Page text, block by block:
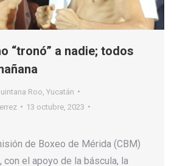
“tronó” a nadie; todos
Roo Yucatán
13 octubre, 2023
de Boxeo de Mérida (CBM)
con el apoyo de la báscula, la